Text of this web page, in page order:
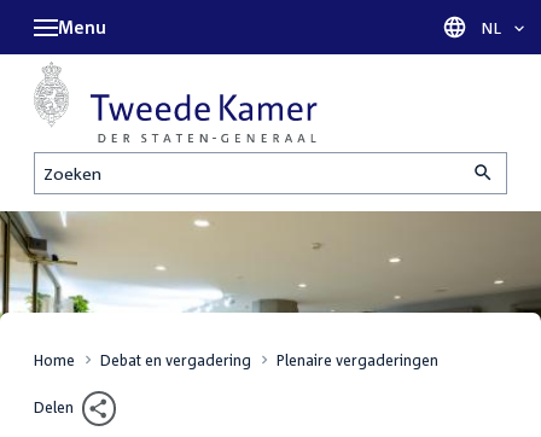
Zoeken
Menu Taal
NL
Home Debat en vergadering Plenaire vergaderingen
Delen